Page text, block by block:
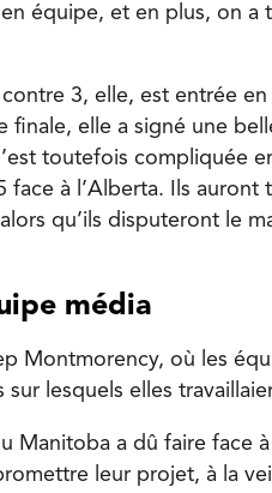
équipe, et en plus, on a
3, elle, est entrée
finale, elle a signé une
toutefois compliquée
face à l’Alberta. Ils
qu’ils disputeront le
média
Montmorency, où les
lesquels elles
Manitoba a dû faire face
leur projet, à la